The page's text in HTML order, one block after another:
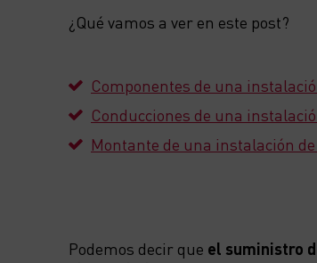
¿Qué vamos a ver en este post?
Componentes de una
Conducciones de una
Montante de una instalación
Podemos decir que el suministro